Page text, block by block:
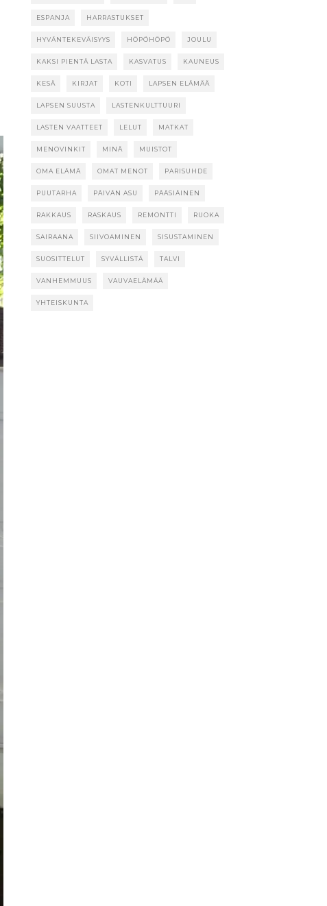
ESPANJA HARRASTUKSET
HYVÄNTEKEVÄISYYS HÖPÖHÖPÖ JOULU
KAKSI PIENTÄ LASTA KASVATUS KAUNEUS
KESÄ KIRJAT KOTI LAPSEN ELÄMÄÄ
LAPSEN SUUSTA LASTENKULTTUURI
LASTEN VAATTEET LELUT MATKAT
MENOVINKIT MINÄ MUISTOT
OMA ELÄMÄ OMAT MENOT PARISUHDE
PUUTARHA PÄIVÄN ASU PÄÄSIÄINEN
RAKKAUS RASKAUS REMONTTI RUOKA
SAIRAANA SIIVOAMINEN SISUSTAMINEN
SUOSITTELUT SYVÄLLISTÄ TALVI
VANHEMMUUS VAUVAELÄMÄÄ
YHTEISKUNTA